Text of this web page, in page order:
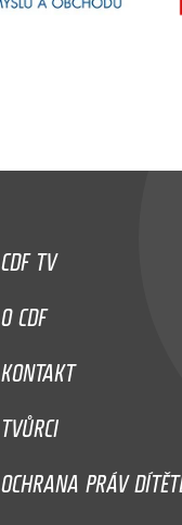
CDF TV
O CDF
KONTAKT
TVŮRCI
OCHRANA PRÁV